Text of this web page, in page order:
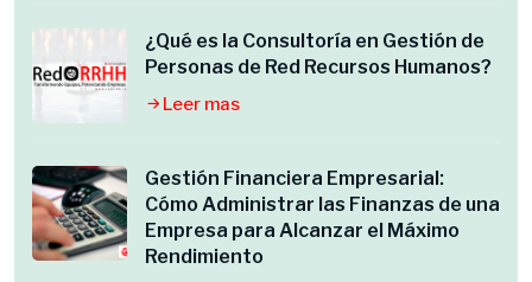
¿Qué es la Consultoría en Gestión de
Personas de Red Recursos Humanos?
Leer mas
Gestión Financiera Empresarial:
Cómo Administrar las Finanzas de una
Empresa para Alcanzar el Máximo
Rendimiento